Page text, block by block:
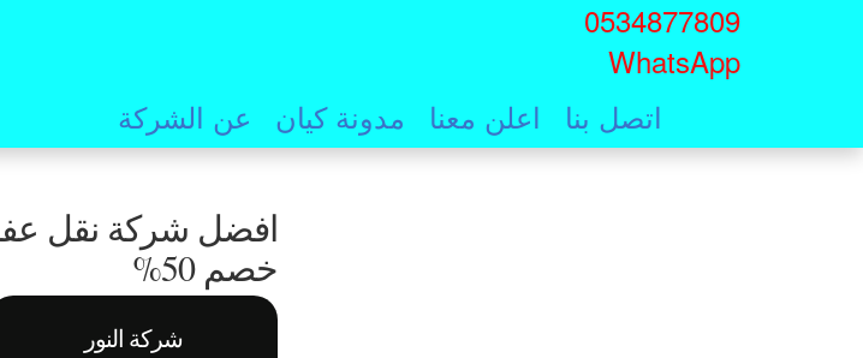
content
0534877809
WhatsApp
عن الشركة
مدونة كيان اعلن معنا اتصل بنا
افضل شركة نقل
خصم 50%
شركة النور